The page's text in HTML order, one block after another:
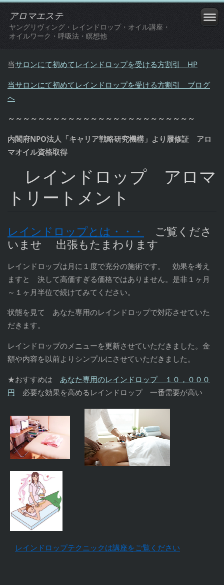
アロマエステ
ヤングリヴィング・レインドロップ・オイル講座・
オイルワーク・呼吸法・瞑想他
当サロンにて初めてレインドロップを受ける方割引 HP
当サロンにて初めてレインドロップを受ける方割引 ブログ
へ
～～～～～～～～～～～～～～～～～～～～～～～～～
内閣府NPO法人「キャリア戦略研究機構」より履修証 アロ
マオイル資格取得
レインドロップ アロマ
トリートメント
レインドロップとは・・・
ご覧くださ
いませ 出張もたまわります
レインドロップは月に１度で充分の施術です。 効果を考え
ますと 決して高価すぎる価格ではありません。是非１ヶ月
～１ヶ月半位で続けてみてください。
状態を見て あなた専用のレインドロップで対応させていた
だきます。
レインドロップのメニューを更新させていただきました。金
額や内容を以前よりシンプルにさせていただきました。
★おすすめは あなた専用のレインドロップ １０，０００
円 必要な効果を高めるレインドロップ 一番需要が高い
レインドロップテクニックは講座をご覧ください